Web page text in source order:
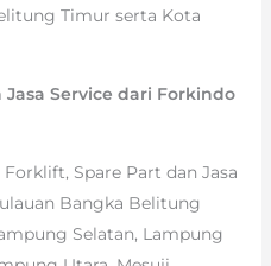
Timur serta Kota
Service dari Forkindo
Spare Part dan Jasa
Bangka Belitung
Selatan, Lampung